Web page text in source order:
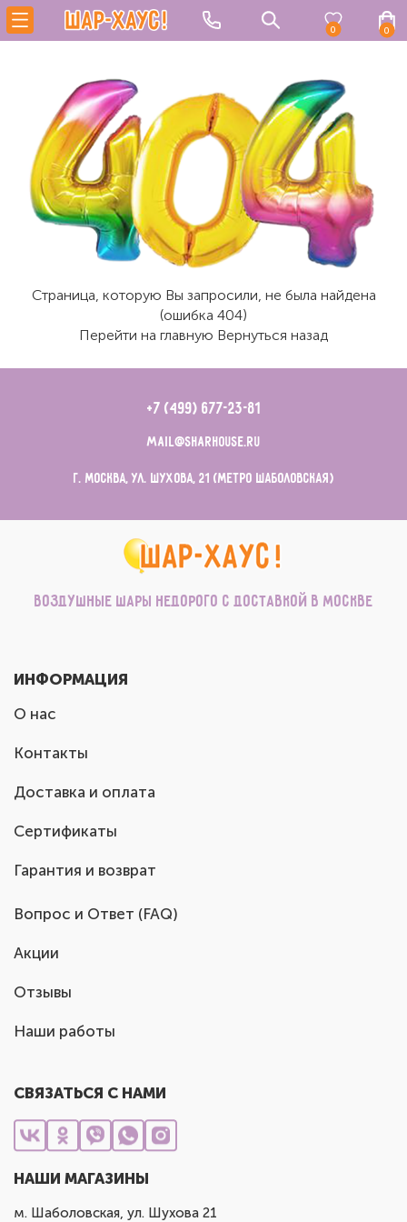
0 0
Страница, которую Вы запросили, не была найдена
(ошибка 404)
Перейти на главную Вернуться назад
+7 (499) 677-23-81
mail@sharhouse.ru
г. Москва, ул. Шухова, 21 (метро Шаболовская)
Воздушные шары недорого с доставкой в Москве
ИНФОРМАЦИЯ
О нас
Контакты
Доставка и оплата
Сертификаты
Гарантия и возврат
Вопрос и Ответ (FAQ)
Акции
Отзывы
Наши работы
СВЯЗАТЬСЯ С НАМИ
НАШИ МАГАЗИНЫ
м. Шаболовская, ул. Шухова 21